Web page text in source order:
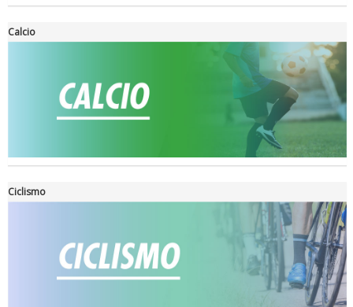
Ddl Lobby, Uisp: “Il Parlamento valorizzi le nostre specificità"
Calcio
Ciclismo